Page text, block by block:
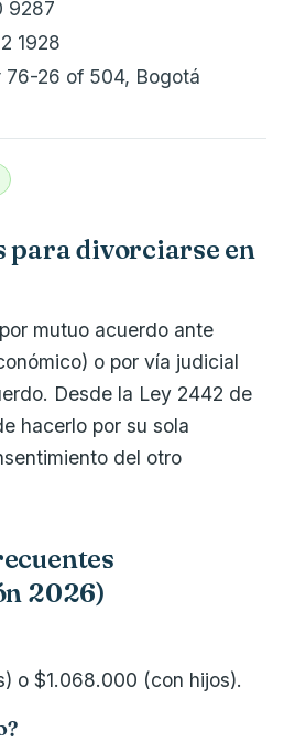
9287
1928
76-26 of 504, Bogotá
para divorciarse en
mutuo acuerdo ante
o por vía judicial
Desde la Ley 2442 de
hacerlo por su sola
del otro
2026)
o $1.068.000 (con hijos).